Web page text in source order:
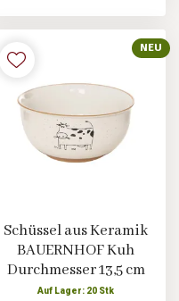
NEU
Schüssel aus Keramik
BAUERNHOF Kuh
Durchmesser 13,5 cm
Auf Lager: 20 Stk